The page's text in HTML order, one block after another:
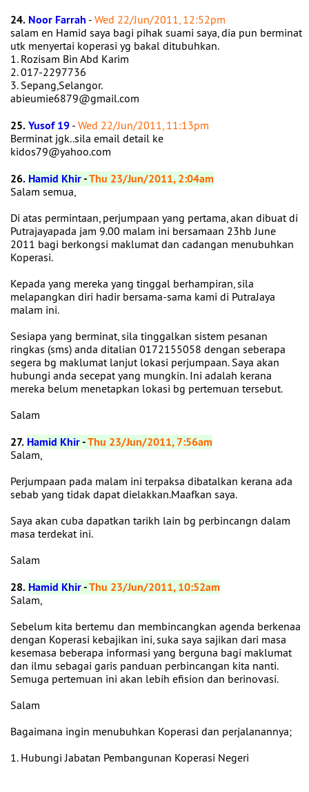
24. Noor Farrah - Wed 22/Jun/2011, 12:52pm
salam en Hamid saya bagi pihak suami saya, dia pun berminat
utk menyertai koperasi yg bakal ditubuhkan.
1. Rozisam Bin Abd Karim
2. 017-2297736
3. Sepang,Selangor.
abieumie6879@gmail.com
25.Yusof 19 - Wed 22/Jun/2011, 11:13pm
Berminat jgk..sila email detail ke
kidos79@yahoo.com
26. Hamid Khir-Thu 23/Jun/2011, 2:04am
Salam semua,
Di atas permintaan, perjumpaan yang pertama, akan dibuat di
Putrajayapada jam 9.00 malam ini bersamaan 23hb June
2011 bagi berkongsi maklumat dan cadangan menubuhkan
Koperasi.
Kepada yang mereka yang tinggal berhampiran, sila
melapangkan diri hadir bersama-sama kami di PutraJaya
malam ini.
Sesiapa yang berminat, sila tinggalkan sistem pesanan
ringkas (sms) anda ditalian 0172155058 dengan seberapa
segera bg maklumat lanjut lokasi perjumpaan. Saya akan
hubungi anda secepat yang mungkin. Ini adalah kerana
mereka belum menetapkan lokasi bg pertemuan tersebut.
Salam
27. Hamid Khir-Thu 23/Jun/2011, 7:56am
Salam,
Perjumpaan pada malam ini terpaksa dibatalkan kerana ada
sebab yang tidak dapat dielakkan.Maafkan saya.
Saya akan cuba dapatkan tarikh lain bg perbincangn dalam
masa terdekat ini.
Salam
28. Hamid Khir-Thu 23/Jun/2011, 10:52am
Salam,
Sebelum kita bertemu dan membincangkan agenda berkenaa
dengan Koperasi kebajikan ini, suka saya sajikan dari masa
kesemasa beberapa informasi yang berguna bagi maklumat
dan ilmu sebagai garis panduan perbincangan kita nanti.
Semuga pertemuan ini akan lebih efision dan berinovasi.
Salam
Bagaimana ingin menubuhkan Koperasi dan perjalanannya;
1. Hubungi Jabatan Pembangunan Koperasi Negeri